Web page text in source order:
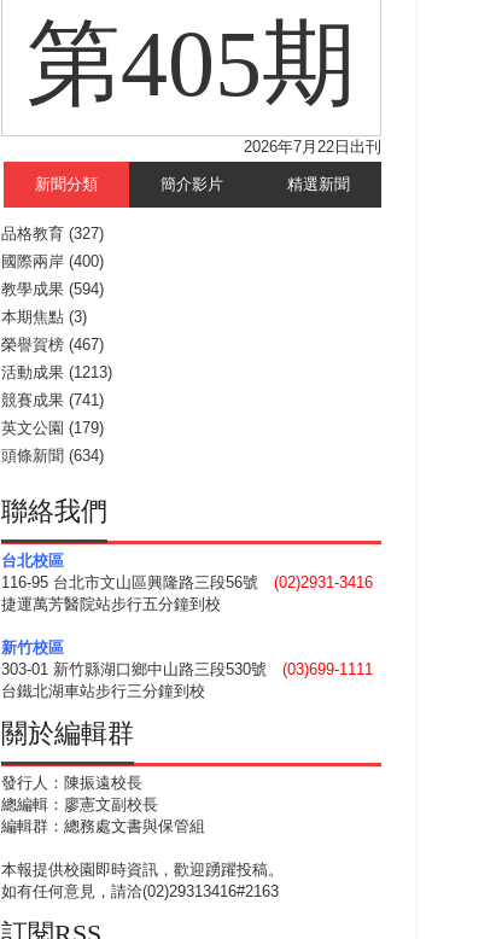
第405期
2026年7月22日出刊
新聞分類 簡介影片 精選新聞
品格教育 (327)
國際兩岸 (400)
教學成果 (594)
本期焦點 (3)
榮譽賀榜 (467)
活動成果 (1213)
競賽成果 (741)
英文公園 (179)
頭條新聞 (634)
聯絡我們
台北校區
116-95 台北市文山區興隆路三段56號 (02)2931-3416
捷運萬芳醫院站步行五分鐘到校
新竹校區
303-01 新竹縣湖口鄉中山路三段530號 (03)699-1111
台鐵北湖車站步行三分鐘到校
關於編輯群
發行人：陳振遠校長
總編輯：廖憲文副校長
編輯群：總務處文書與保管組
本報提供校園即時資訊，歡迎踴躍投稿。
如有任何意見，請洽(02)29313416#2163
訂閱RSS